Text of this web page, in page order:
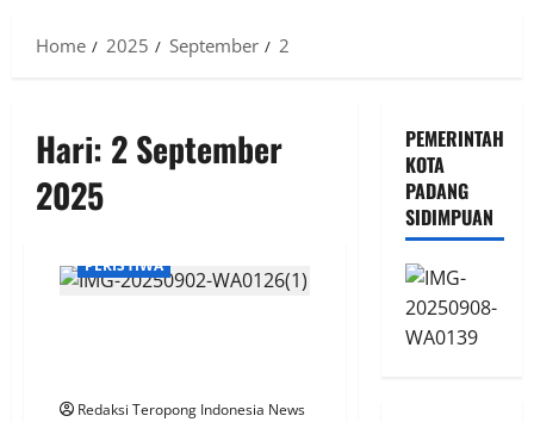
Home 2025 September 2
Hari: 2 September
2025
PERISTIWA
Redaksi Teropong Indonesia News
PEMERINTAH
KOTA
PADANG
SIDIMPUAN